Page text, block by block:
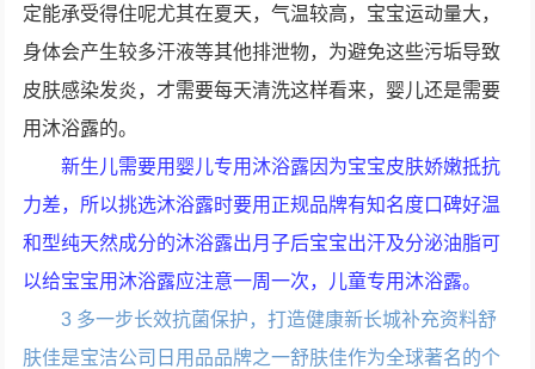
定能承受得住呢尤其在夏天，气温较高，宝宝运动量大，
身体会产生较多汗液等其他排泄物，为避免这些污垢导致
皮肤感染发炎，才需要每天清洗这样看来，婴儿还是需要
用沐浴露的。
新生儿需要用婴儿专用沐浴露因为宝宝皮肤娇嫩抵抗
力差，所以挑选沐浴露时要用正规品牌有知名度口碑好温
和型纯天然成分的沐浴露出月子后宝宝出汗及分泌油脂可
以给宝宝用沐浴露应注意一周一次，儿童专用沐浴露。
3 多一步长效抗菌保护，打造健康新长城补充资料舒
肤佳是宝洁公司日用品品牌之一舒肤佳作为全球著名的个